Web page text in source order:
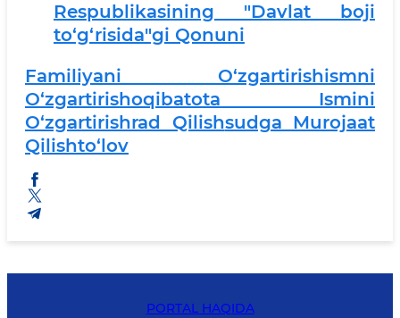
Respublikasining "Davlat boji
to‘g‘risida"gi Qonuni
Familiyani O‘zgartirishIsmni
O‘zgartirishOqibatOta Ismini
O‘zgartirishRad QilishSudga Murojaat
QilishTo‘lov
PORTAL HAQIDA